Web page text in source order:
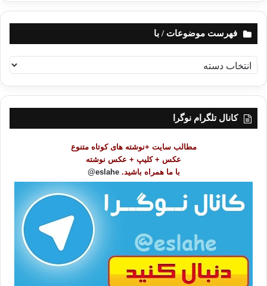
فهرست موضوعات / با
ه
ر
کانال تلگرام نوگرا
مطالب سایت +نوشته های کوتاه متنوع
عکس + کلیپ + عکس نوشته
با ما همراه باشید. eslahe@